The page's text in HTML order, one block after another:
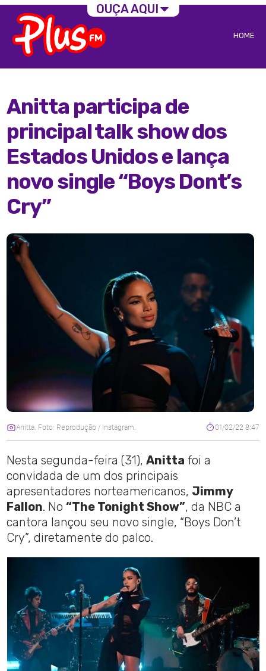
HOME
Anitta participa de
principal talk show dos
Estados Unidos e lança
novo single “Boys Dont’s
Cry”
Anitta. Foto: Reprodução / Instagram. 01/02/22 8:47
Nesta segunda-feira (31),Anitta foi a
convidada de um dos principais
apresentadores norteamericanos, Jimmy
Fallon. No“The Tonight Show”, da NBC a
cantora lançou seu novo single, “Boys Don’t
Cry”, diretamente do palco.
OUÇA AQUI